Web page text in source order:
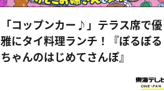
「コップンカー♪」テラス席で優
雅にタイ料理ランチ！『ぽるぽる
ちゃんのはじめてさんぽ』